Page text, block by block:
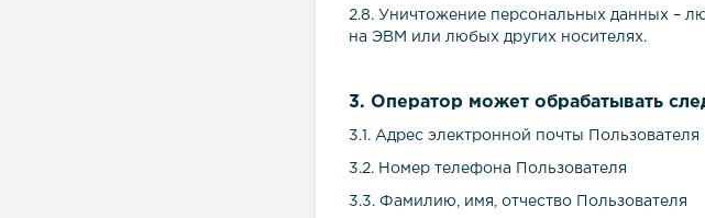
2.8. Уничтожение персональных данных –
на ЭВМ или любых других носителях.
3. Оператор может обрабатывать
3.1. Адрес электронной почты Пользователя
3.2. Номер телефона Пользователя
3.3. Фамилию, имя, отчество Пользователя